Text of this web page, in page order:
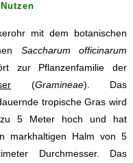
mit dem botanischen
Saccharum officinarum
zur Pflanzenfamilie der
(Gramineae). Das
tropische Gras wird
5 Meter hoch und hat
markhaltigen Halm von 5
Durchmesser. Das